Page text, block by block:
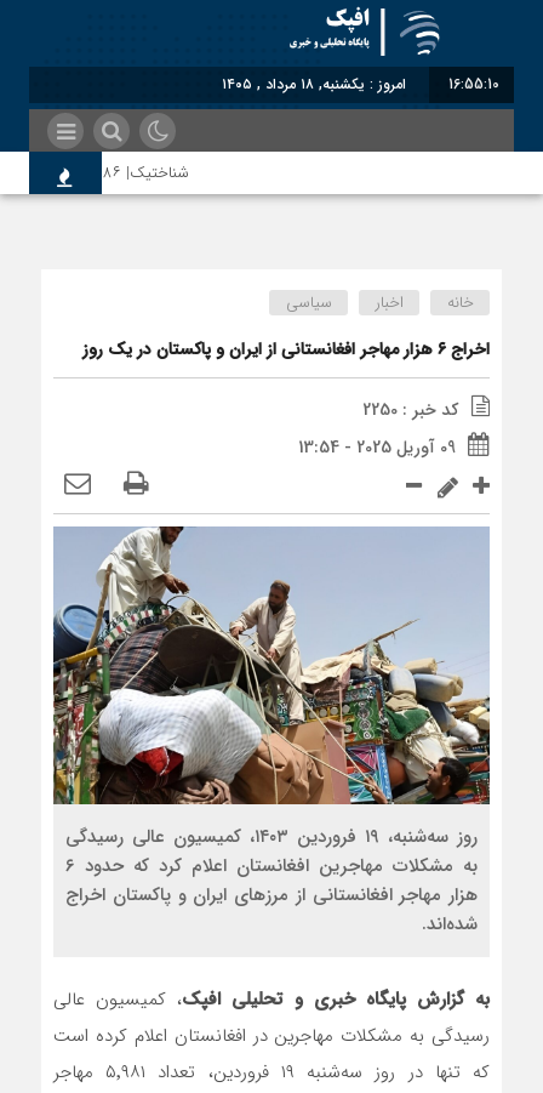
16:55:10 امروز : یکشنبه, ۱۸ مرداد , ۱۴۰۵
شناختیک| ۸۶ درصد مهاجران حامی ایران در جنگ؛ ۷۵ درصد مهاجران دولت چهاردهم را خیرخواه خود نمی‌دانند
رضا صادقی: بدرقه میهمان با توهین،
خانه اخبار سیاسی
اخراج ۶ هزار مهاجر افغانستانی از ایران و پاکستان در یک روز
کد خبر : 2250
09 آوریل 2025 - 13:54
روز سه‌شنبه، ۱۹ فروردین ۱۴۰۳، کمیسیون عالی رسیدگی
به مشکلات مهاجرین افغانستان اعلام کرد که حدود ۶
هزار مهاجر افغانستانی از مرزهای ایران و پاکستان اخراج
شده‌اند.
به گزارش پایگاه خبری و تحلیلی افپک، کمیسیون عالی
رسیدگی به مشکلات مهاجرین در افغانستان اعلام کرده است
که تنها در روز سه‌شنبه ۱۹ فروردین، تعداد ۵٬۹۸۱ مهاجر